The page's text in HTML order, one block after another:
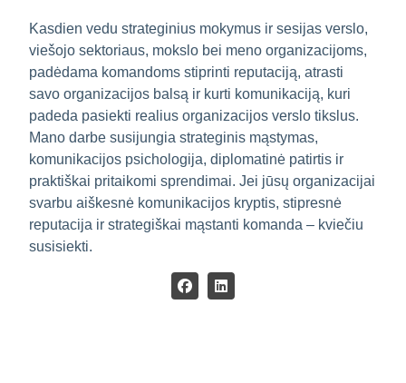
Kasdien vedu strateginius mokymus ir sesijas verslo,
viešojo sektoriaus, mokslo bei meno organizacijoms,
padėdama komandoms stiprinti reputaciją, atrasti
savo organizacijos balsą ir kurti komunikaciją, kuri
padeda pasiekti realius organizacijos verslo tikslus.
Mano darbe susijungia strateginis mąstymas,
komunikacijos psichologija, diplomatinė patirtis ir
praktiškai pritaikomi sprendimai. Jei jūsų organizacijai
svarbu aiškesnė komunikacijos kryptis, stipresnė
reputacija ir strategiškai mąstanti komanda – kviečiu
susisiekti.